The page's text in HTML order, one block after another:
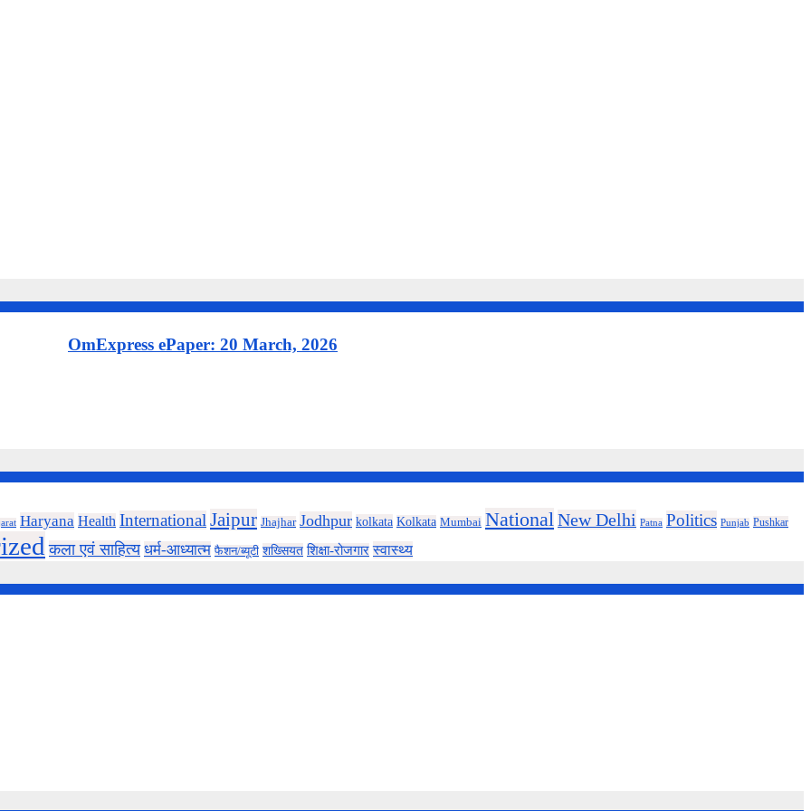
OmExpress ePaper: 20 March, 2026
Haryana Health International Jaipur Jhajhar Jodhpur kolkata Kolkata Mumbai National New Delhi Patna Politics Punjab Pushkar
कला एवं साहित्य धर्म-आध्यात्म फैशन/ब्यूटी शख्सियत शिक्षा-रोजगार स्वास्थ्य